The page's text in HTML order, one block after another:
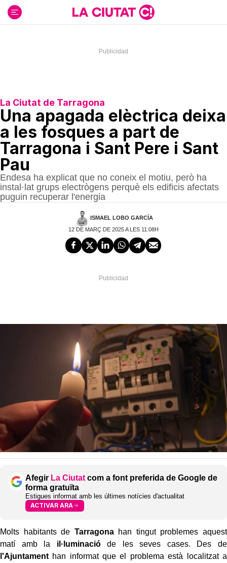
contenido
La Ciutat de Tarragona
Una apagada elèctrica deixa
a les fosques a part de
Tarragona i Sant Pere i Sant
Pau
Endesa ha explicat que no coneix el motiu, però ha
instal·lat grups electrògens perquè els edificis afectats
puguin recuperar l'energia
ISMAEL LOBO GARCÍA
12 DE MARÇ DE 2025 A LES 11:08H
Afegir La Ciutat com a font preferida de Google de
forma gratuïta
Estigues informat amb les últimes notícies d'actualitat
ACTIVAR ARA
Molts habitants de Tarragonahan tingut problemes aquest
matí amb la il·luminacióde les seves cases. Des de
l'Ajuntament han informat que el problema està localitzat a